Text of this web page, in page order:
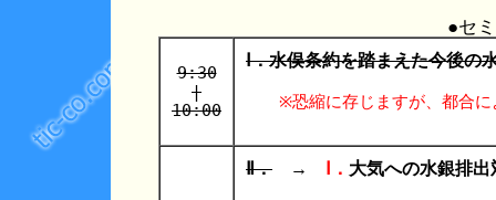
●セ
9:30
|
10:00
Ⅰ．水俣条約を踏まえた今後の
※恐縮に存じますが、都合に
Ⅱ． → Ⅰ． 大気への水銀排出